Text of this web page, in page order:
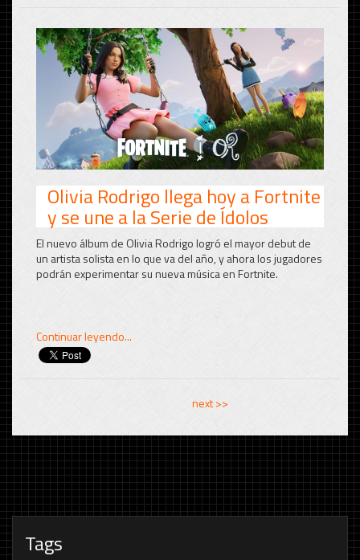
Olivia Rodrigo llega hoy a Fortnite
y se une a la Serie de Ídolos
El nuevo álbum de Olivia Rodrigo logró el mayor debut de
un artista solista en lo que va del año, y ahora los jugadores
podrán experimentar su nueva música en Fortnite.
Continuar leyendo...
next >>
Tags